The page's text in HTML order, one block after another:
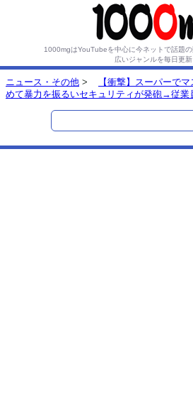
1000mgはYouTubeを中心に今ネットで話題の
広いジャンルを毎日更新
ニュース・その他 >
【衝撃】スーパーで
めて暴力を振るいセキュリティが発砲→従業